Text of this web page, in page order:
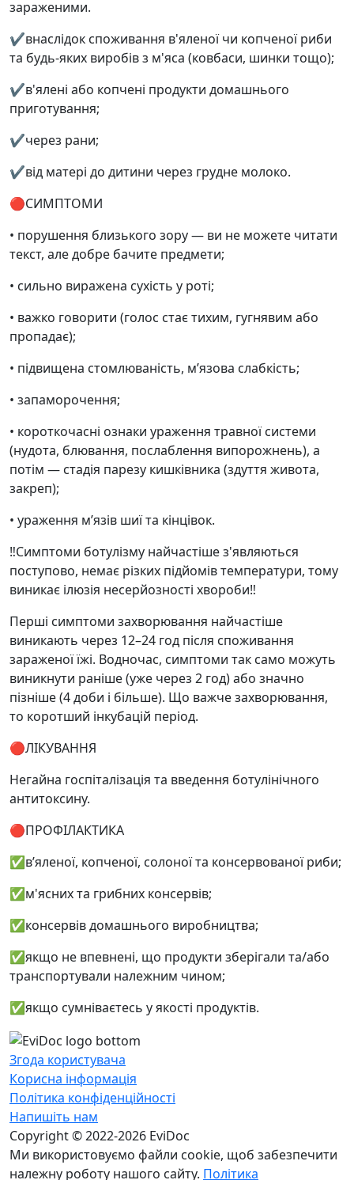
зараженими.
✔️внаслідок споживання в'яленої чи копченої риби
та будь-яких виробів з м'яса (ковбаси, шинки тощо);
✔️в'ялені або копчені продукти домашнього
приготування;
✔️через рани;
✔️від матері до дитини через грудне молоко.
🔴СИМПТОМИ
• порушення близького зору — ви не можете читати
текст, але добре бачите предмети;
• сильно виражена сухість у роті;
• важко говорити (голос стає тихим, гугнявим або
пропадає);
• підвищена стомлюваність, м’язова слабкість;
• запаморочення;
• короткочасні ознаки ураження травної системи
(нудота, блювання, послаблення випорожнень), а
потім — стадія парезу кишківника (здуття живота,
закреп);
• ураження м’язів шиї та кінцівок.
‼️Симптоми ботулізму найчастіше з'являються
поступово, немає різких підйомів температури, тому
виникає ілюзія несерйозності хвороби‼️
Перші симптоми захворювання найчастіше
виникають через 12–24 год після споживання
зараженої їжі. Водночас, симптоми так само можуть
виникнути раніше (уже через 2 год) або значно
пізніше (4 доби і більше). Що важче захворювання,
то коротший інкубацій період.
🔴ЛІКУВАННЯ
Негайна госпіталізація та введення ботулінічного
антитоксину.
🔴ПРОФІЛАКТИКА
✅в’яленої, копченої, солоної та консервованої риби;
✅м'ясних та грибних консервів;
✅консервів домашнього виробництва;
✅якщо не впевнені, що продукти зберігали та/або
транспортували належним чином;
✅якщо сумніваєтесь у якості продуктів.
Згода користувача
Корисна інформація
Політика конфіденційності
Напишіть нам
Copyright © 2022-2026 EviDoc
Ми використовуємо файли cookie, щоб забезпечити
належну роботу нашого сайту. Політика